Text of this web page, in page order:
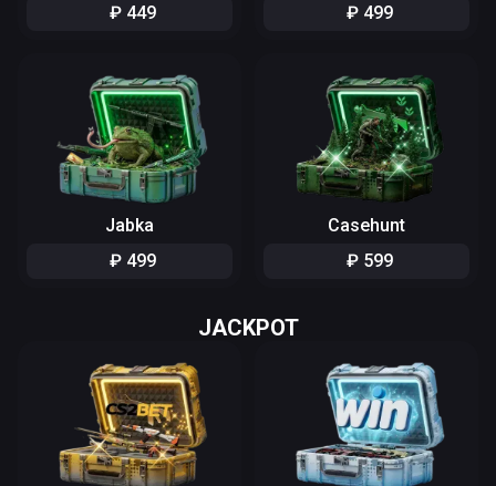
₽ 449
₽ 499
Jabka
₽ 499
Casehunt
₽ 599
JACKPOT